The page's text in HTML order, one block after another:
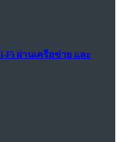
Fi ผ่านเครือข่าย และ